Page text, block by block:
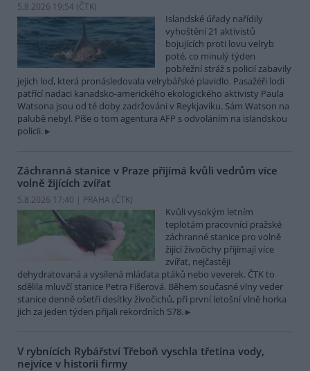
5.8.2026 19:54 (ČTK)
Islandské úřady nařídily
vyhoštění 21 aktivistů
bojujících proti lovu velryb
poté, co minulý týden
pobřežní stráž s policií zabavily
jejich loď, která pronásledovala velrybářské plavidlo. Pasažéři lodi
patřící nadaci kanadsko-amerického ekologického aktivisty Paula
Watsona jsou od té doby zadržováni v Reykjavíku. Sám Watson na
palubě nebyl. Píše o tom agentura AFP s odvoláním na islandskou
policii.
Záchranná stanice v Praze přijímá kvůli vedrům více
volně žijících zvířat
5.8.2026 17:40 | PRAHA (ČTK)
Kvůli vysokým letním
teplotám pracovníci pražské
záchranné stanice pro volně
žijící živočichy přijímají více
zvířat, nejčastěji
dehydratovaná a vysílená mláďata ptáků nebo veverek. ČTK to
sdělila mluvčí stanice Petra Fišerová. Během současné vlny veder
stanice denně ošetří desítky živočichů, při první letošní vlně horka
jich za jeden týden přijali rekordních 578.
V rybnících Rybářství Třeboň vyschla třetina vody,
nejvíce v historii firmy